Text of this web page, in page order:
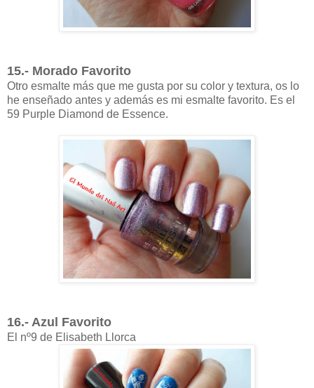
15.- Morado Favorito
Otro esmalte más que me gusta por su color y textura, os lo
he enseñado antes y además es mi esmalte favorito. Es el
59 Purple Diamond de Essence.
16.- Azul Favorito
El nº9 de Elisabeth Llorca